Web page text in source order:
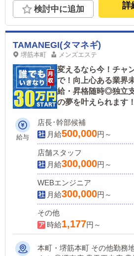
検討中に追加 詳
TAMANEGI(タマネギ)
堺筋本町 メンズエステ
変えるなら今！チャ
で！向上心ある業界
給・昇格随時◎独立
の夢を叶えられます！
給与
店長･幹部候補
月給500,000円～
店舗スタッフ
月給300,000円～
WEBエンジニア
月給300,000円～
その他
時給1,177円～
本町・堺筋本町 その他勤務地もお選びいただけま